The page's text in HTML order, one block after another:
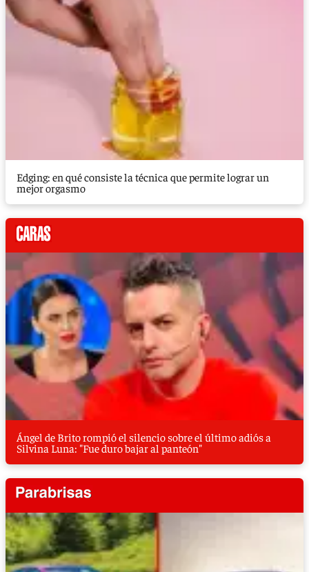
Edging: en qué consiste la técnica que permite lograr un
mejor orgasmo
Ángel de Brito rompió el silencio sobre el último adiós a
Silvina Luna: "Fue duro bajar al panteón"